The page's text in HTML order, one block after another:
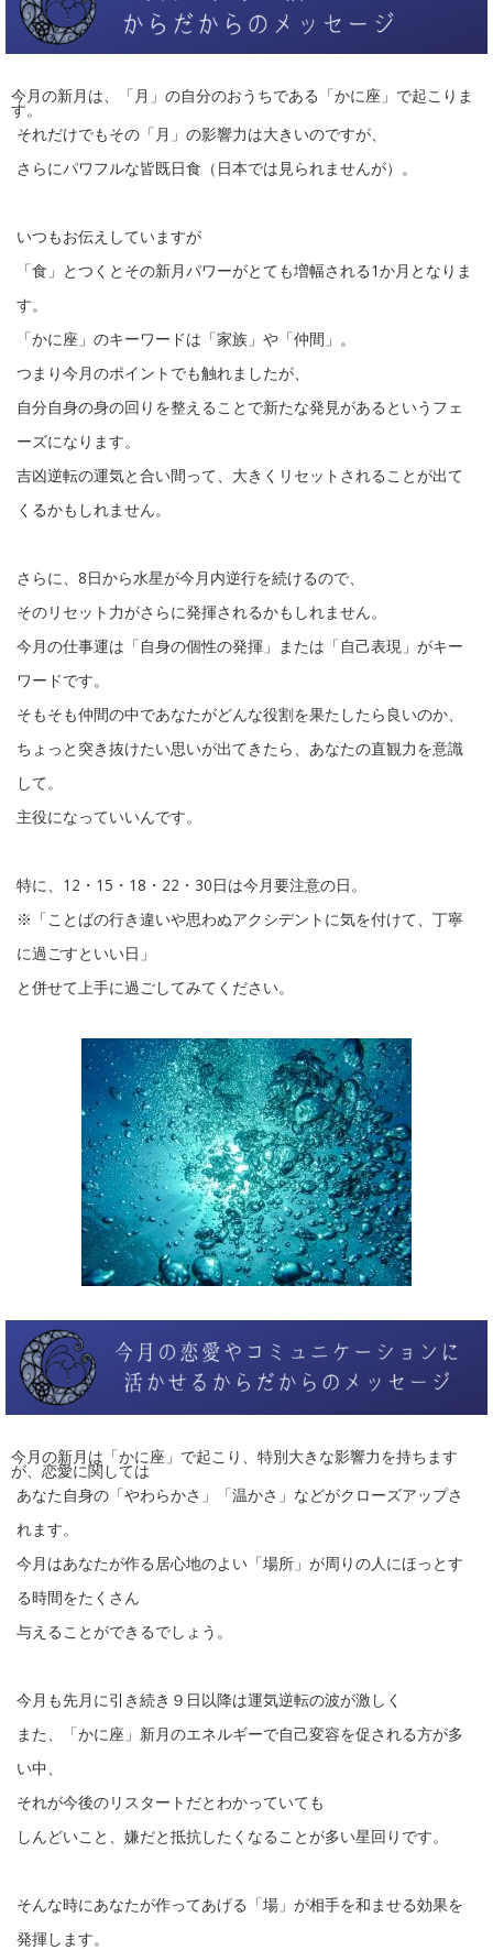
今月の新月は、「月」の自分のおうちである「かに座」で起こりま
す。
それだけでもその「月」の影響力は大きいのですが、
さらにパワフルな皆既日食（日本では見られませんが）。
いつもお伝えしていますが
「食」とつくとその新月パワーがとても増幅される1か月となりま
す。
「かに座」のキーワードは「家族」や「仲間」。
つまり今月のポイントでも触れましたが、
自分自身の身の回りを整えることで新たな発見があるというフェ
ーズになります。
吉凶逆転の運気と合い間って、大きくリセットされることが出て
くるかもしれません。
さらに、8日から水星が今月内逆行を続けるので、
そのリセット力がさらに発揮されるかもしれません。
今月の仕事運は「自身の個性の発揮」または「自己表現」がキー
ワードです。
そもそも仲間の中であなたがどんな役割を果たしたら良いのか、
ちょっと突き抜けたい思いが出てきたら、あなたの直観力を意識
して。
主役になっていいんです。
特に、12・15・18・22・30日は今月要注意の日。
※「ことばの行き違いや思わぬアクシデントに気を付けて、丁寧
に過ごすといい日」
と併せて上手に過ごしてみてください。
今月の新月は「かに座」で起こり、特別大きな影響力を持ちます
が、恋愛に関しては
あなた自身の「やわらかさ」「温かさ」などがクローズアップさ
れます。
今月はあなたが作る居心地のよい「場所」が周りの人にほっとす
る時間をたくさん
与えることができるでしょう。
今月も先月に引き続き９日以降は運気逆転の波が激しく
また、「かに座」新月のエネルギーで自己変容を促される方が多
い中、
それが今後のリスタートだとわかっていても
しんどいこと、嫌だと抵抗したくなることが多い星回りです。
そんな時にあなたが作ってあげる「場」が相手を和ませる効果を
発揮します。